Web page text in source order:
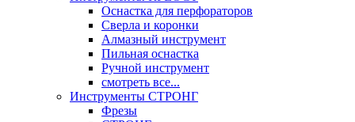
Оснастка для перфораторов
Сверла и коронки
Алмазный инструмент
Пильная оснастка
Ручной инструмент
смотреть все...
Инструменты СТРОНГ
Фрезы